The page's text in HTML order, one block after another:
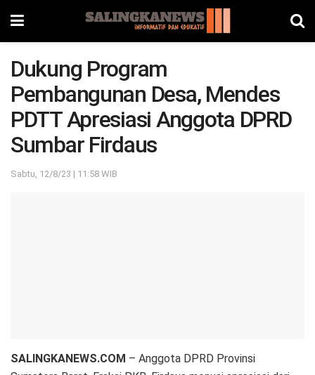
Dukung Program
Pembangunan Desa, Mendes
PDTT Apresiasi Anggota DPRD
Sumbar Firdaus
Sabtu, 12/8/23 | 11:58 WIB
SALINGKANEWS.COM – Anggota DPRD Provinsi